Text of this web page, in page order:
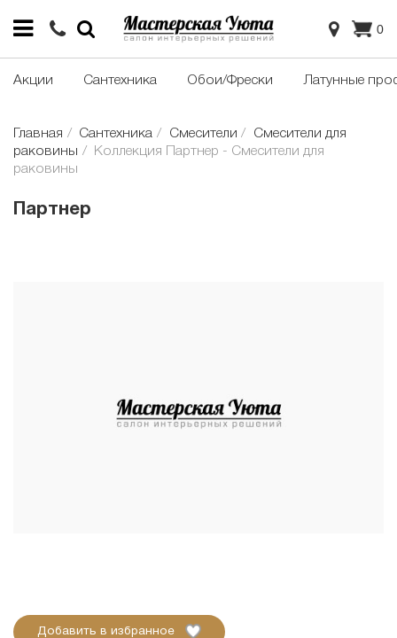
0
Акции Сантехника Обои/Фрески Латунные
Главная Сантехника Смесители
Смесители для
раковины
Коллекция Партнер - Смесители для
раковины
Партнер
Добавить в избранное